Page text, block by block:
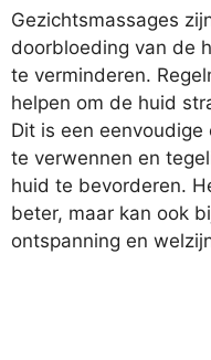
Gezichtsmassages
doorbloeding van de
te verminderen.
helpen om de huid
Dit is een
te verwennen en
huid te bevorderen.
beter, maar kan ook
ontspanning en